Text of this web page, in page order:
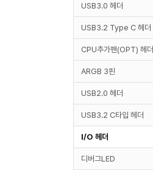
USB3.0 헤더
USB3.2 Type C 헤더
CPU추가팬(OPT) 헤더
ARGB 3핀
USB2.0 헤더
USB3.2 C타입 헤더
I/O 헤더
디버그LED